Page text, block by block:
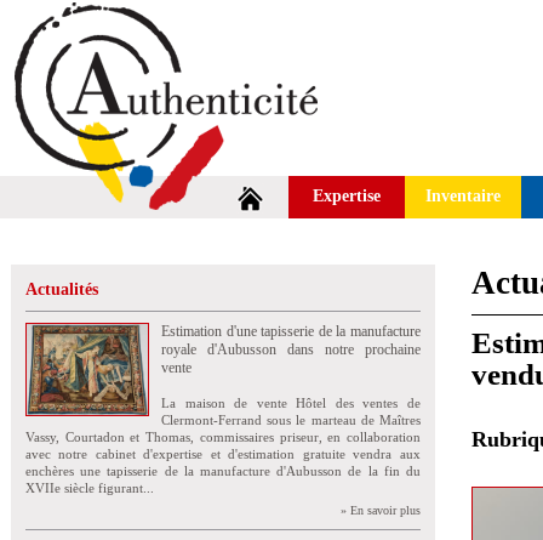
Expertise Inventaire
Actualités
Estimation d'une tapisserie de la manufacture
royale d'Aubusson dans notre prochaine
vente
La maison de vente Hôtel des ventes de
Clermont-Ferrand sous le marteau de Maîtres
Vassy, Courtadon et Thomas, commissaires priseur, en collaboration
avec notre cabinet d'expertise et d'estimation gratuite vendra aux
enchères une tapisserie de la manufacture d'Aubusson de la fin du
XVIIe siècle figurant...
» En savoir plus